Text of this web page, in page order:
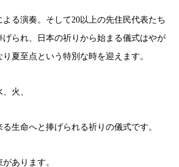
る演奏。そして20以上の先住民代表たち
げられ、日本の祈りから始まる儀式はやが
夏至点という特別な時を迎えます。
火、
生命へと捧げられる祈りの儀式です。
あります。